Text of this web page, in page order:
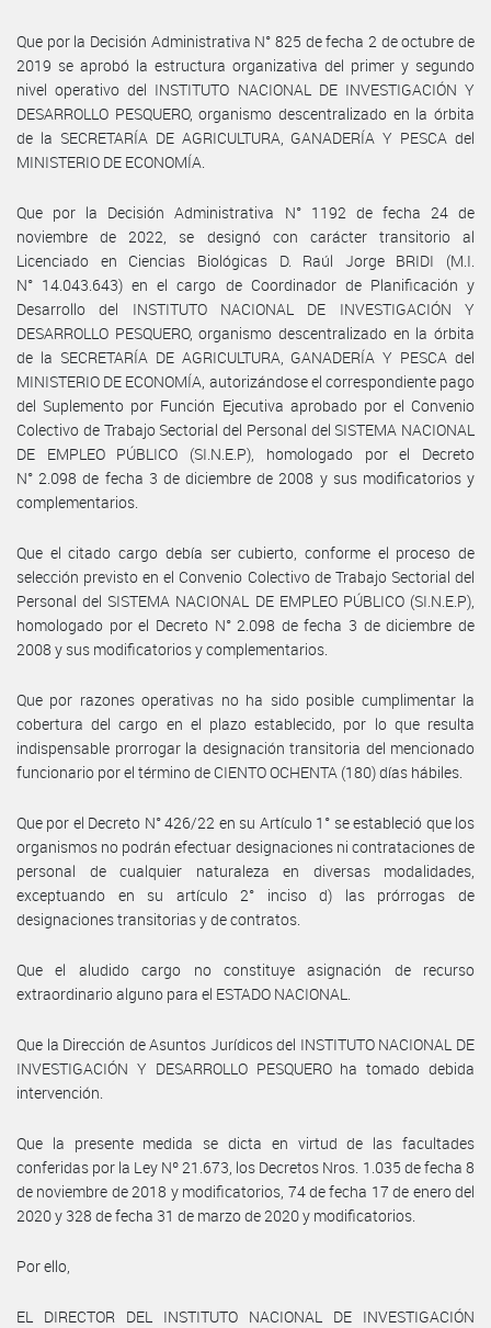
Que por la Decisión Administrativa N° 825 de fecha 2 de octubre de
2019 se aprobó la estructura organizativa del primer y segundo
nivel operativo del INSTITUTO NACIONAL DE INVESTIGACIÓN Y
DESARROLLO PESQUERO, organismo descentralizado en la órbita
de la SECRETARÍA DE AGRICULTURA, GANADERÍA Y PESCA del
MINISTERIO DE ECONOMÍA.
Que por la Decisión Administrativa N° 1192 de fecha 24 de
noviembre de 2022, se designó con carácter transitorio al
Licenciado en Ciencias Biológicas D. Raúl Jorge BRIDI (M.I.
N° 14.043.643) en el cargo de Coordinador de Planificación y
Desarrollo del INSTITUTO NACIONAL DE INVESTIGACIÓN Y
DESARROLLO PESQUERO, organismo descentralizado en la órbita
de la SECRETARÍA DE AGRICULTURA, GANADERÍA Y PESCA del
MINISTERIO DE ECONOMÍA, autorizándose el correspondiente pago
del Suplemento por Función Ejecutiva aprobado por el Convenio
Colectivo de Trabajo Sectorial del Personal del SISTEMA NACIONAL
DE EMPLEO PÚBLICO (SI.N.E.P), homologado por el Decreto
N° 2.098 de fecha 3 de diciembre de 2008 y sus modificatorios y
complementarios.
Que el citado cargo debía ser cubierto, conforme el proceso de
selección previsto en el Convenio Colectivo de Trabajo Sectorial del
Personal del SISTEMA NACIONAL DE EMPLEO PÚBLICO (SI.N.E.P),
homologado por el Decreto N° 2.098 de fecha 3 de diciembre de
2008 y sus modificatorios y complementarios.
Que por razones operativas no ha sido posible cumplimentar la
cobertura del cargo en el plazo establecido, por lo que resulta
indispensable prorrogar la designación transitoria del mencionado
funcionario por el término de CIENTO OCHENTA (180) días hábiles.
Que por el Decreto N° 426/22 en su Artículo 1° se estableció que los
organismos no podrán efectuar designaciones ni contrataciones de
personal de cualquier naturaleza en diversas modalidades,
exceptuando en su artículo 2° inciso d) las prórrogas de
designaciones transitorias y de contratos.
Que el aludido cargo no constituye asignación de recurso
extraordinario alguno para el ESTADO NACIONAL.
Que la Dirección de Asuntos Jurídicos del INSTITUTO NACIONAL DE
INVESTIGACIÓN Y DESARROLLO PESQUERO ha tomado debida
intervención.
Que la presente medida se dicta en virtud de las facultades
conferidas por la Ley Nº 21.673, los Decretos Nros. 1.035 de fecha 8
de noviembre de 2018 y modificatorios, 74 de fecha 17 de enero del
2020 y 328 de fecha 31 de marzo de 2020 y modificatorios.
Por ello,
EL DIRECTOR DEL INSTITUTO NACIONAL DE INVESTIGACIÓN